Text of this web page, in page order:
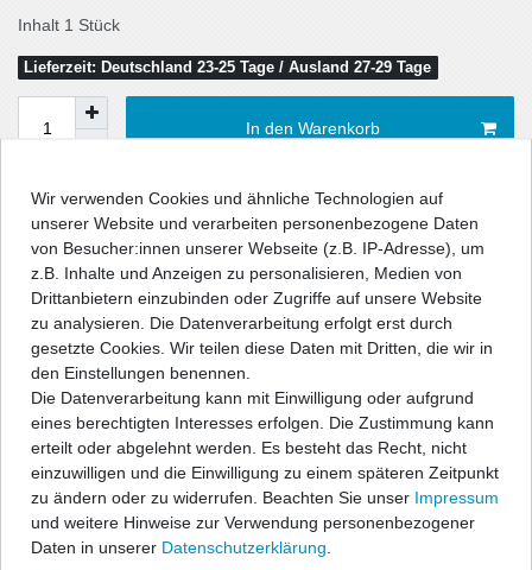
Inhalt 1 Stück
Lieferzeit: Deutschland 23-25 Tage / Ausland 27-29 Tage
In den Warenkorb
Wunschliste
* inkl. ges. MwSt. zzgl. Versandkosten
Beschreibung
Technische Daten
Angaben Produktsicherheit
Wir verwenden Cookies und ähnliche Technologien auf
unserer Website und verarbeiten personenbezogene Daten
von Besucher:innen unserer Webseite (z.B. IP-Adresse), um
z.B. Inhalte und Anzeigen zu personalisieren, Medien von
Drittanbietern einzubinden oder Zugriffe auf unsere Website
zu analysieren. Die Datenverarbeitung erfolgt erst durch
gesetzte Cookies. Wir teilen diese Daten mit Dritten, die wir in
den Einstellungen benennen.
Die Datenverarbeitung kann mit Einwilligung oder aufgrund
eines berechtigten Interesses erfolgen. Die Zustimmung kann
erteilt oder abgelehnt werden. Es besteht das Recht, nicht
einzuwilligen und die Einwilligung zu einem späteren Zeitpunkt
zu ändern oder zu widerrufen. Beachten Sie unser Impressum
und weitere Hinweise zur Verwendung personenbezogener
Daten in unserer Daten­schutz­erklärung